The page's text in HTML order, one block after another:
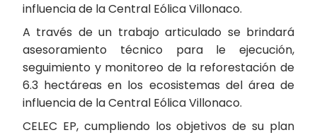
influencia de la Central Eólica Villonaco.
A través de un trabajo articulado se brindará
asesoramiento técnico para le ejecución,
seguimiento y monitoreo de la reforestación de
6.3 hectáreas en los ecosistemas del área de
influencia de la Central Eólica Villonaco.
CELEC EP, cumpliendo los objetivos de su plan